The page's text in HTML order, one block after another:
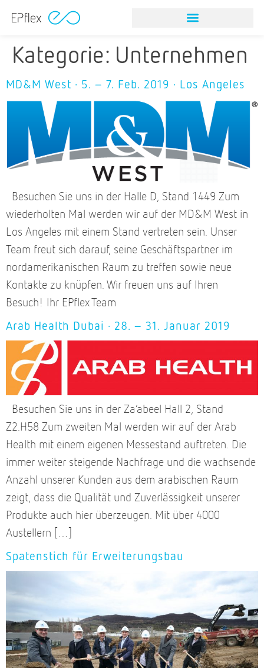
Kategorie: Unternehmen
MD&M West · 5. – 7. Feb. 2019 · Los Angeles
Besuchen Sie uns in der Halle D, Stand 1449 Zum
wiederholten Mal werden wir auf der MD&M West in
Los Angeles mit einem Stand vertreten sein. Unser
Team freut sich darauf, seine Geschäftspartner im
nordamerikanischen Raum zu treffen sowie neue
Kontakte zu knüpfen. Wir freuen uns auf Ihren
Besuch! Ihr EPflex Team
Arab Health Dubai · 28. – 31. Januar 2019
Besuchen Sie uns in der Za’abeel Hall 2, Stand
Z2.H58 Zum zweiten Mal werden wir auf der Arab
Health mit einem eigenen Messestand auftreten. Die
immer weiter steigende Nachfrage und die wachsende
Anzahl unserer Kunden aus dem arabischen Raum
zeigt, dass die Qualität und Zuverlässigkeit unserer
Produkte auch hier überzeugen. Mit über 4000
Austellern […]
Spatenstich für Erweiterungsbau